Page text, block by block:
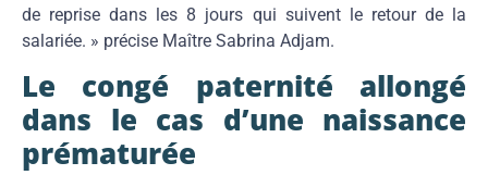
de reprise dans les 8 jours qui suivent le retour de la
salariée. » précise Maître Sabrina Adjam.
Le congé paternité allongé
dans le cas d’une naissance
prématurée